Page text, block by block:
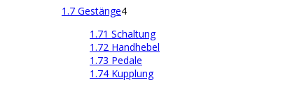
1.7 Gestänge4
1.71 Schaltung
1.72 Handhebel
1.73 Pedale
1.74 Kupplung